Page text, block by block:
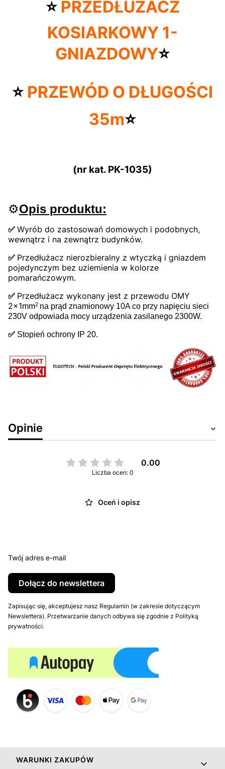
⭐️ PRZEDŁUŻACZ
KOSIARKOWY 1-
GNIAZDOWY⭐️
⭐️ PRZEWÓD O DŁUGOŚCI
35m⭐️
(nr kat. PK-1035)
⚙️Opis produktu:
✅ Wyrób do zastosowań domowych i podobnych,
wewnątrz i na zewnątrz budynków.
✅ Przedłużacz nierozbieralny z wtyczką i gniazdem
pojedynczym bez uziemienia w kolorze
pomarańczowym.
✅ Przedłużacz wykonany jest z przewodu OMY
2x1mm2 na prąd znamionowy 10A co przy napięciu sieci
230V odpowiada mocy urządzenia zasilanego 2300W.
✅ Stopień ochrony IP 20.
Opinie
0.00
Liczba ocen: 0
Oceń i opisz
Twój adres e-mail
Dołącz do newslettera
Zapisując się, akceptujesz nasz Regulamin (w zakresie dotyczącym
Newslettera). Przetwarzanie danych odbywa się zgodnie z Polityką
prywatności.
Linki w stopce
WARUNKI ZAKUPÓW